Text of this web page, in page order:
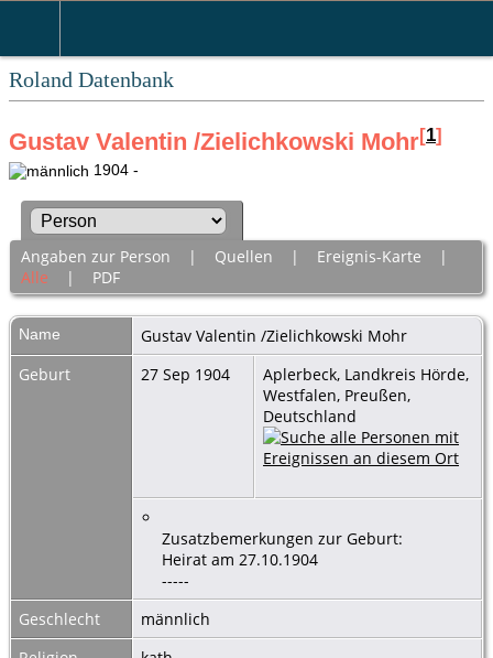
Roland Datenbank
Gustav Valentin /Zielichkowski Mohr[1]
1904 -
Angaben zur Person | Quellen | Ereignis-Karte |
Alle | PDF
Name Gustav Valentin /Zielichkowski Mohr
Geburt
27 Sep 1904
Aplerbeck, Landkreis Hörde,
Westfalen, Preußen,
Deutschland
Zusatzbemerkungen zur Geburt:
Heirat am 27.10.1904
-----
Geschlecht
männlich